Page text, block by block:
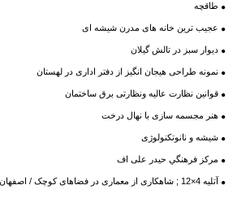
طاقچه
عجیب ترین خانه های مدرن شیشه ای
دیوار سبز در تالش گیلان
نمونه طراحی هیجان انگیز از دفتر اداری در لهستان
قوانین نظارت عالیه ونظارتی برق ساختمان
هنر مجسمه سازی با نهال درخت
شیشه و نانوتکنولوژی
مرکز فرهنگي حیدر علی اف
آتلیه 4×12 ; شاهکاری از معماری در فضاهای کوچک / اصفهان